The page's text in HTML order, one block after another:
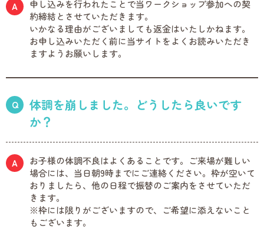
申し込みを行われたことで当ワークショップ参加への契
約締結とさせていただきます。
いかなる理由がございましても返金はいたしかねます。
お申し込みいただく前に当サイトをよくお読みいただき
ますようお願いします。
体調を崩しました。どうしたら良いです
か？
お子様の体調不良はよくあることです。ご来場が難しい
場合には、当日朝9時までにご連絡ください。枠が空いて
おりましたら、他の日程で振替のご案内をさせていただ
きます。
※枠には限りがございますので、ご希望に添えないこと
もございます。